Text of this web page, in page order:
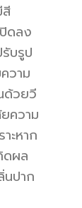
ดลง
บรูป
วาม
ด้วยวี
ความ
ะหาก
ดผล
นปาก